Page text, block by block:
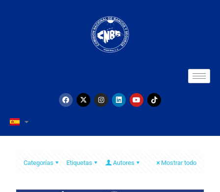
Categorías Etiquetas Autores Mostrar todo